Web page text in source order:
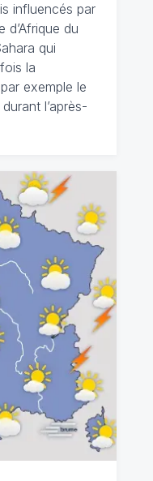
influencés par
d’Afrique du
qui
la
exemple le
l’après-